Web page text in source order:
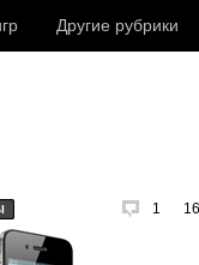
Другие рубрики
1